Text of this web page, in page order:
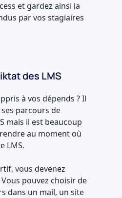
et gardez ainsi la
par vos stagiaires
des LMS
à vos dépends ? Il
parcours de
mais il est beaucoup
au moment où
LMS.
vous devenez
pouvez choisir de
dans un mail, un site